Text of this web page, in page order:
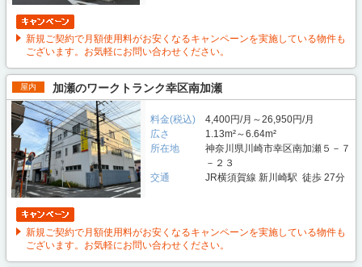
新規ご契約で月額使用料がお安くなるキャンペーンを実施している物件も
ございます。お気軽にお問い合わせください。
屋内 加瀬のワークトランク幸区南加瀬
料金(税込)
4,400円/月～26,950円/月
広さ
1.13m²～6.64m²
所在地
神奈川県川崎市幸区南加瀬５－７
－２３
交通
JR横須賀線 新川崎駅 徒歩 27分
新規ご契約で月額使用料がお安くなるキャンペーンを実施している物件も
ございます。お気軽にお問い合わせください。